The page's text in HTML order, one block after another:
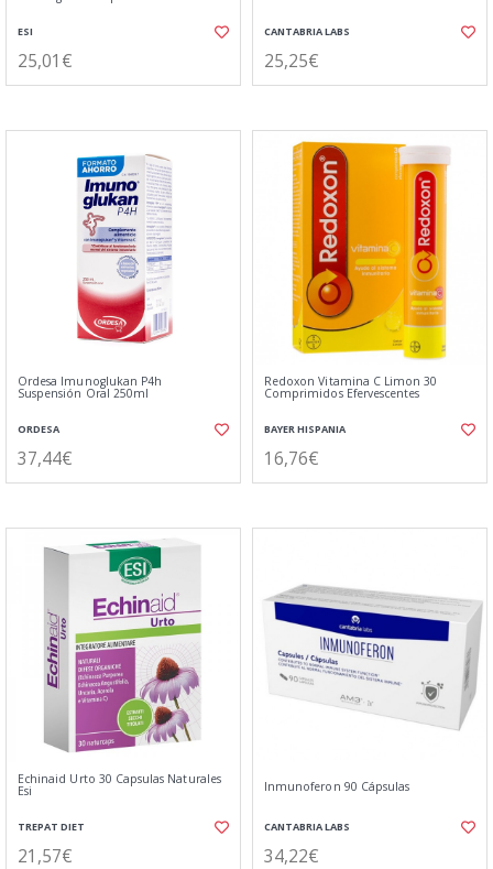
ESI
25,01€
CANTABRIA LABS
25,25€
Ordesa Imunoglukan P4h
Suspensión Oral 250ml
ORDESA
37,44€
Redoxon Vitamina C Limon 30
Comprimidos Efervescentes
BAYER HISPANIA
16,76€
Echinaid Urto 30 Capsulas Naturales
Esi
TREPAT DIET
21,57€
Inmunoferon 90 Cápsulas
CANTABRIA LABS
34,22€